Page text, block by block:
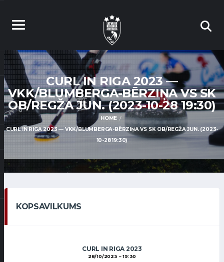
CURL IN RIGA 2023 —
VKK/BLUMBERGA-BĒRZIŅA VS SK
OB/REGŽA JUN. (2023-10-28 19:30)
HOME
CURL IN RIGA 2023 — VKK/BLUMBERGA-BĒRZIŅA VS SK OB/REGŽA JUN. (2023-
10-28 19:30)
KOPSAVILKUMS
CURL IN RIGA 2023
28/10/2023 19:30